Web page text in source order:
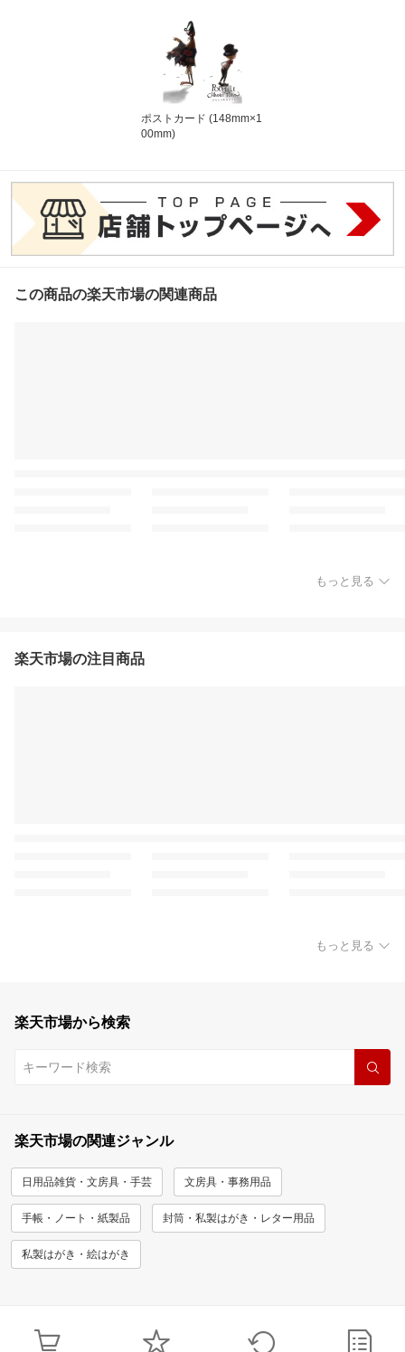
ポストカード (148mm×1
00mm)
この商品の楽天市場の関連商品
もっと見る
楽天市場の注目商品
もっと見る
楽天市場から検索
楽天市場の関連ジャンル
日用品雑貨・文房具・手芸 文房具・事務用品
手帳・ノート・紙製品 封筒・私製はがき・レター用品
私製はがき・絵はがき